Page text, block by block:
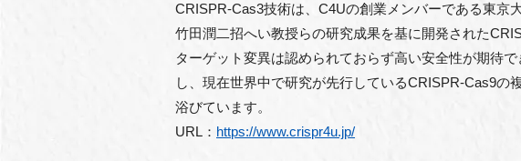
CRISPR-Cas3技術は、C4Uの創業メンバーである東京
竹田潤二招へい教授らの研究成果を基に開発された
ターゲット変異は認められておらず高い安全性が期待
し、現在世界中で研究が先行しているCRISPR-Cas9
浴びています。
URL： https://www.crispr4u.jp/